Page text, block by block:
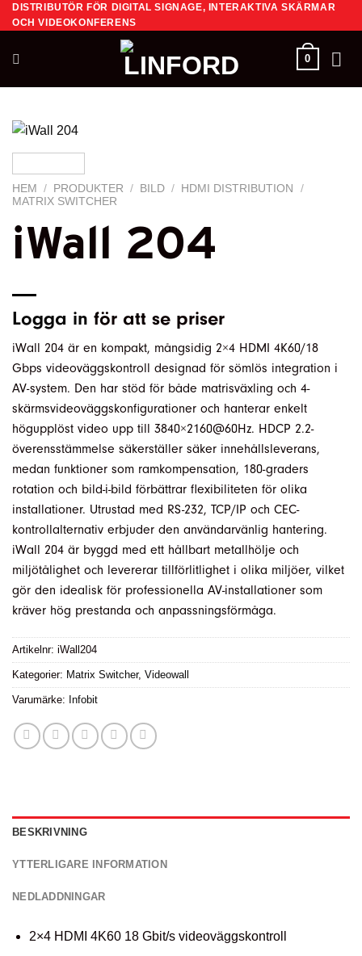
Skip
to
DISTRIBUTÖR FÖR DIGITAL SIGNAGE, INTERAKTIVA SKÄRMAR
OCH VIDEOKONFERENS
0
HEM / PRODUKTER / BILD / HDMI DISTRIBUTION
/
MATRIX SWITCHER
iWall 204
Logga in för att se priser
iWall 204 är en kompakt, mångsidig 2×4 HDMI 4K60/18
Gbps videoväggskontroll designad för sömlös integration i
AV-system. Den har stöd för både matrisväxling och 4-
skärmsvideoväggskonfigurationer och hanterar enkelt
högupplöst video upp till 3840×2160@60Hz. HDCP 2.2-
överensstämmelse säkerställer säker innehållsleverans,
medan funktioner som ramkompensation, 180-graders
rotation och bild-i-bild förbättrar flexibiliteten för olika
installationer. Utrustad med RS-232, TCP/IP och CEC-
kontrollalternativ erbjuder den användarvänlig hantering.
iWall 204 är byggd med ett hållbart metallhölje och
miljötålighet och levererar tillförlitlighet i olika miljöer, vilket
gör den idealisk för professionella AV-installationer som
kräver hög prestanda och anpassningsförmåga.
Artikelnr: iWall204
Kategorier: Matrix Switcher, Videowall
Varumärke: Infobit
BESKRIVNING
YTTERLIGARE INFORMATION
NEDLADDNINGAR
2×4 HDMI 4K60 18 Gbit/s videoväggskontroll